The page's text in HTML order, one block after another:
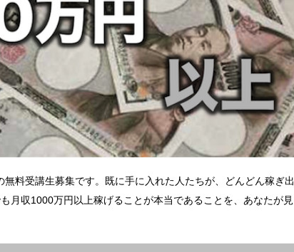
料受講生募集です。既に手に入れた人たちが、どんどん稼ぎ出
月収1000万円以上稼げることが本当であることを、あなたが見